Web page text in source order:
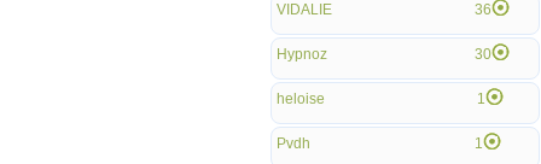
VIDALIE 36
Hypnoz 30
heloise 1
Pvdh 1